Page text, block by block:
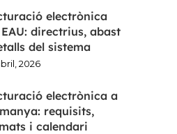
electrònica
directrius, abast
del sistema
2026
electrònica a
requisits,
i calendari